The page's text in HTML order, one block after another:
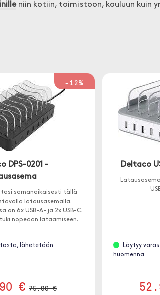
niin kotiin, toimistoon, kouluun kuin
-12%
DPS-0201 -
samanaikaisesti tällä
latausasemalla.
on 6x USB-A- ja 2x USB-C
nopeaan lataamiseen.
lähetetään
€ 75.90 €
Deltaco
Löytyy
huomenna